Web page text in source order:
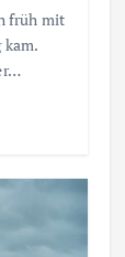
früh mit
kam.